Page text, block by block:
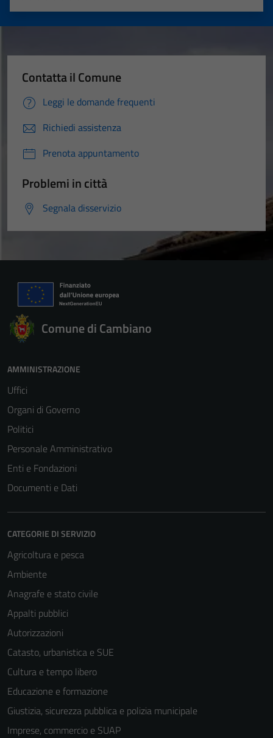
Valuta 5 stelle su 5
Valuta 4 stelle su 5
Valuta 3 stelle su 5
Valuta 2 stelle su 5
Valuta 1 stelle su 5
Contatta il Comune
Leggi le domande frequenti
Richiedi assistenza
Prenota appuntamento
Problemi in città
Segnala disservizio
Comune di Cambiano
AMMINISTRAZIONE
Uffici
Organi di Governo
Politici
Personale Amministrativo
Enti e Fondazioni
Documenti e Dati
CATEGORIE DI SERVIZIO
Agricoltura e pesca
Ambiente
Anagrafe e stato civile
Appalti pubblici
Autorizzazioni
Catasto, urbanistica e SUE
Cultura e tempo libero
Educazione e formazione
Giustizia, sicurezza pubblica e polizia municipale
Imprese, commercio e SUAP